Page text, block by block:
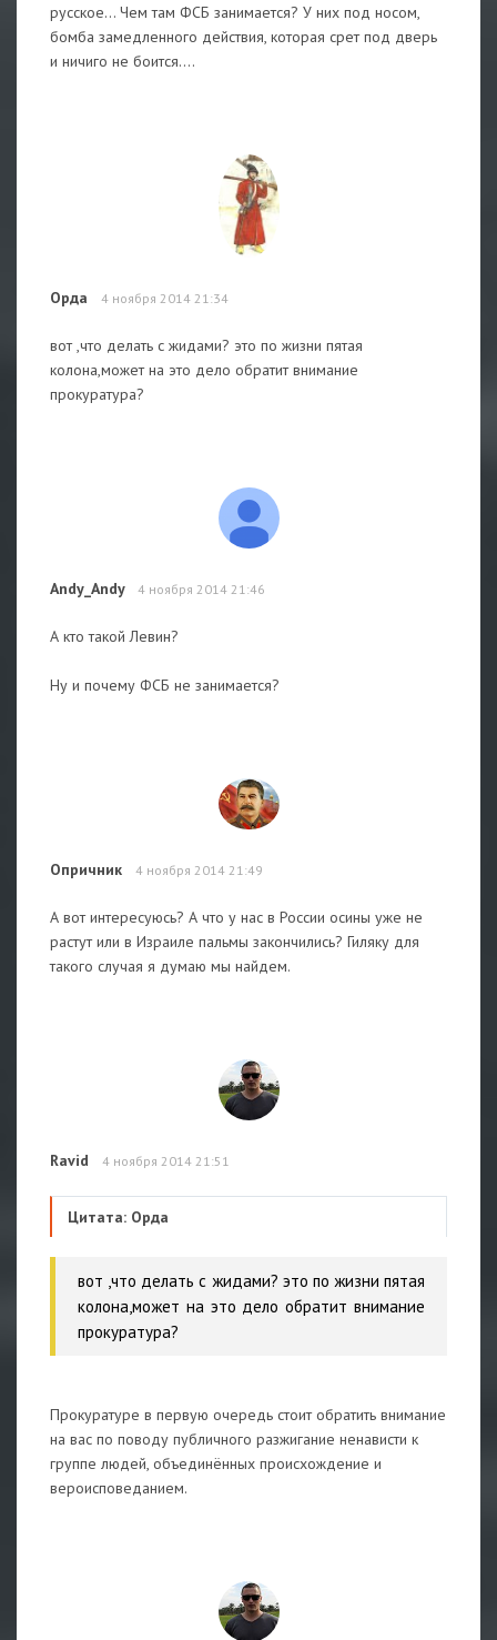
русское... Чем там ФСБ занимается? У них под носом,
бомба замедленного действия, которая срет под дверь
и ничиго не боится....
Орда 4 ноября 2014 21:34
вот ,что делать с жидами? это по жизни пятая
колона,может на это дело обратит внимание
прокуратура?
Andy_Andy 4 ноября 2014 21:46
А кто такой Левин?
Ну и почему ФСБ не занимается?
Опричник 4 ноября 2014 21:49
А вот интересуюсь? А что у нас в России осины уже не
растут или в Израиле пальмы закончились? Гиляку для
такого случая я думаю мы найдем.
Ravid 4 ноября 2014 21:51
Цитата: Орда
вот ,что делать с жидами? это по жизни пятая
колона,может на это дело обратит внимание
прокуратура?
Прокуратуре в первую очередь стоит обратить внимание
на вас по поводу публичного разжигание ненависти к
группе людей, объединённых происхождение и
вероисповеданием.